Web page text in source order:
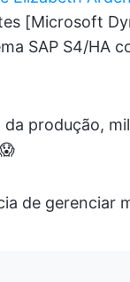
[Microsoft
SAP S4/HA
da produção,
de gerenciar